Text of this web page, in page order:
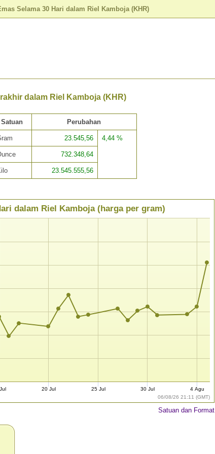
Selama 30 Hari dalam Riel Kamboja (KHR)
dalam Riel Kamboja (KHR)
Satuan Perubahan
23.545,56 4,44 %
732.348,64
23.545.555,56
06/08/26 21:11 (GMT)
dalam Riel Kamboja (harga per gram)
20 Jul 25 Jul 30 Jul 4 Agu
Satuan dan Format